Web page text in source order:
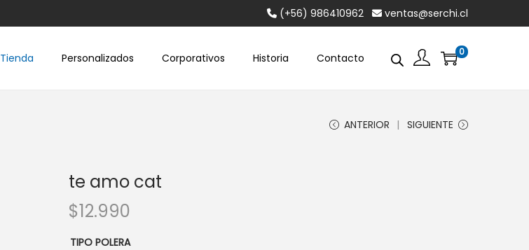
(+56) 986410962 ventas@serchi.cl
Tienda Personalizados Corporativos Historia Contacto 0
ANTERIOR SIGUIENTE
te amo cat
$12.990
TIPO POLERA